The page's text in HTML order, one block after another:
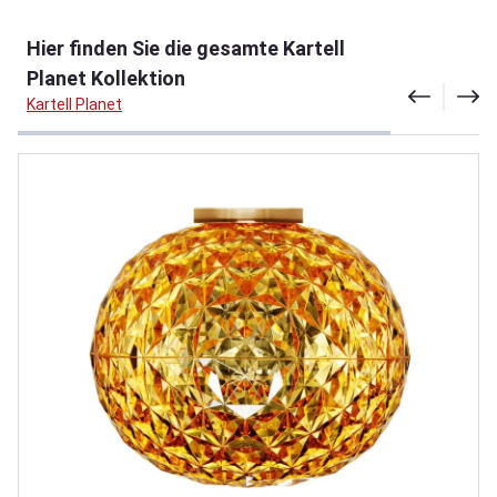
Hier finden Sie die gesamte Kartell
Planet Kollektion
Kartell Planet